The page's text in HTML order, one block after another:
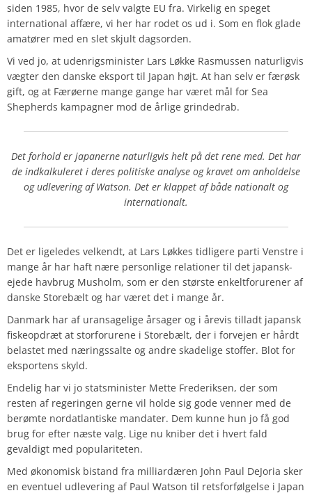
siden 1985, hvor de selv valgte EU fra. Virkelig en speget
international affære, vi her har rodet os ud i. Som en flok glade
amatører med en slet skjult dagsorden.
Vi ved jo, at udenrigsminister Lars Løkke Rasmussen naturligvis
vægter den danske eksport til Japan højt. At han selv er færøsk
gift, og at Færøerne mange gange har været mål for Sea
Shepherds kampagner mod de årlige grindedrab.
Det forhold er japanerne naturligvis helt på det rene med. Det har
de indkalkuleret i deres politiske analyse og kravet om anholdelse
og udlevering af Watson. Det er klappet af både nationalt og
internationalt.
Det er ligeledes velkendt, at Lars Løkkes tidligere parti Venstre i
mange år har haft nære personlige relationer til det japansk-
ejede havbrug Musholm, som er den største enkeltforurener af
danske Storebælt og har været det i mange år.
Danmark har af uransagelige årsager og i årevis tilladt japansk
fiskeopdræt at storforurene i Storebælt, der i forvejen er hårdt
belastet med næringssalte og andre skadelige stoffer. Blot for
eksportens skyld.
Endelig har vi jo statsminister Mette Frederiksen, der som
resten af regeringen gerne vil holde sig gode venner med de
berømte nordatlantiske mandater. Dem kunne hun jo få god
brug for efter næste valg. Lige nu kniber det i hvert fald
gevaldigt med populariteten.
Med økonomisk bistand fra milliardæren John Paul DeJoria sker
en eventuel udlevering af Paul Watson til retsforfølgelse i Japan